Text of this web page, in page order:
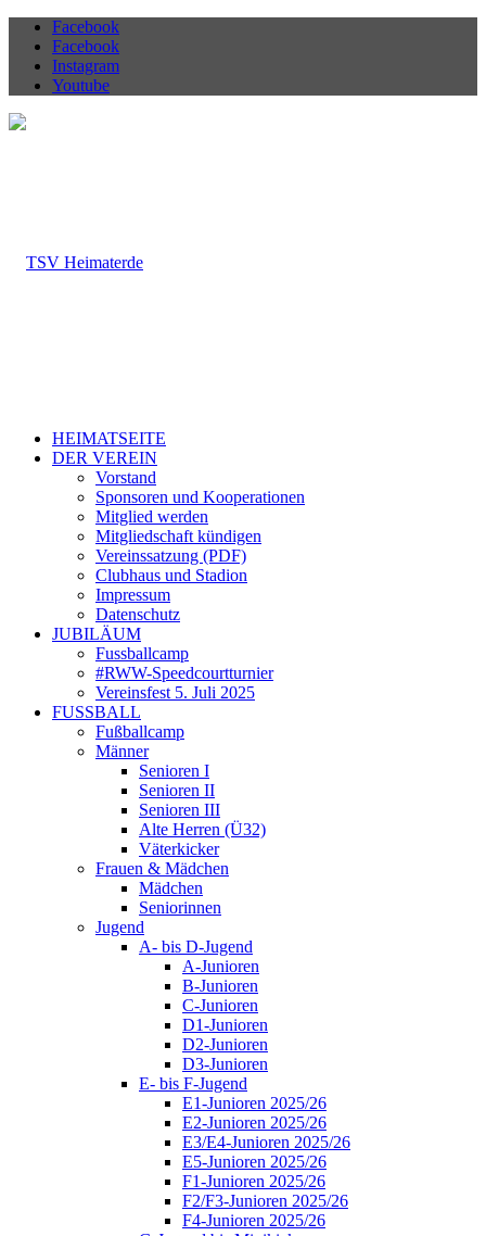
Facebook
Facebook
Instagram
Youtube
HEIMATSEITE
DER VEREIN
Vorstand
Sponsoren und Kooperationen
Mitglied werden
Mitgliedschaft kündigen
Vereinssatzung (PDF)
Clubhaus und Stadion
Impressum
Datenschutz
JUBILÄUM
Fussballcamp
#RWW-Speedcourtturnier
Vereinsfest 5. Juli 2025
FUSSBALL
Fußballcamp
Männer
Senioren I
Senioren II
Senioren III
Alte Herren (Ü32)
Väterkicker
Frauen & Mädchen
Mädchen
Seniorinnen
Jugend
A- bis D-Jugend
A-Junioren
B-Junioren
C-Junioren
D1-Junioren
D2-Junioren
D3-Junioren
E- bis F-Jugend
E1-Junioren 2025/26
E2-Junioren 2025/26
E3/E4-Junioren 2025/26
E5-Junioren 2025/26
F1-Junioren 2025/26
F2/F3-Junioren 2025/26
F4-Junioren 2025/26